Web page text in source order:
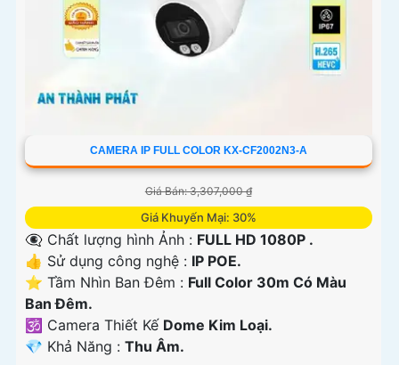
CAMERA IP FULL COLOR KX-CF2002N3-A
Giá Bán: 3,307,000 ₫
Giá Khuyến Mại: 30%
👁️‍🗨 Chất lượng hình Ảnh : FULL HD 1080P .
👍 Sử dụng công nghệ : IP POE.
⭐ Tầm Nhìn Ban Đêm : Full Color 30m Có Màu
Ban Đêm.
🕉️ Camera Thiết Kế Dome Kim Loại.
️💎 Khả Năng : Thu Âm.